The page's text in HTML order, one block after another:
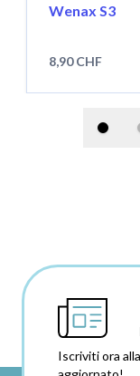
Wenax S3
8,90 CHF
Iscriviti ora